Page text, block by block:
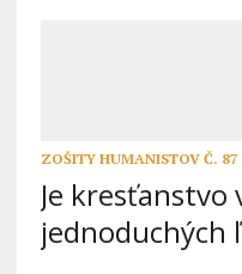
ZOŠITY HUMANISTOV Č. 87
Je kresťanstvo
jednoduchých